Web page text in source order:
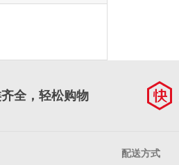
全，轻松购物
配送方式